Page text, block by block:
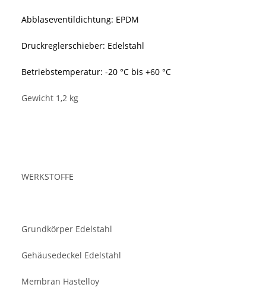
Abblaseventildichtung: EPDM
Druckreglerschieber: Edelstahl
Betriebstemperatur: -20 °C bis +60 °C
Gewicht 1,2 kg
WERKSTOFFE
Grundkörper Edelstahl
Gehäusedeckel Edelstahl
Membran Hastelloy